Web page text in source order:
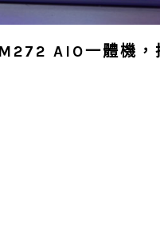
AIO一體機，